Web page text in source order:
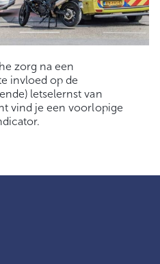
zorg na een
invloed op de
letselernst van
vind je een voorlopige